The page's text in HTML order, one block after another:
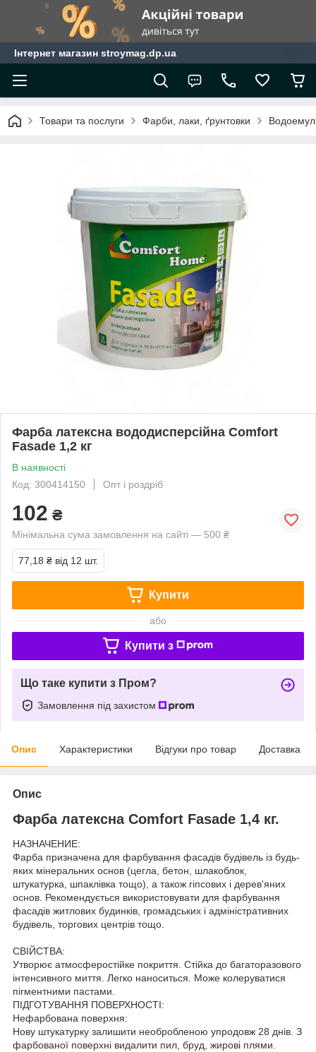
Інтернет магазин stroymag.dp.ua
Товари та послуги Фарби, лаки, ґрунтовки
Фарба латексна вододисперсійна Comfort
Fasade 1,2 кг
В наявності
Код: 300414150
Опт і роздріб
102 ₴
Мінімальна сума замовлення на сайті — 500 ₴
77,18 ₴ від 12 шт.
Купити
або
Купити з
Що таке купити з Пром?
Замовлення під захистом
Опис Характеристики Відгуки про товар Доставка
Опис
Фарба латексна Comfort Fasade 1,4 кг.
НАЗНАЧЕНИЕ:
Фарба призначена для фарбування фасадів будівель із будь-
яких мінеральних основ (цегла, бетон, шлакоблок,
штукатурка, шпаклівка тощо), а також гіпсових і дерев'яних
основ. Рекомендується використовувати для фарбування
фасадів житлових будинків, громадських і адміністративних
будівель, торгових центрів тощо.
СВІЙСТВА:
Утворює атмосферостійке покриття. Стійка до багаторазового
інтенсивного миття. Легко наноситься. Може колеруватися
пігментними пастами.
ПІДГОТУВАННЯ ПОВЕРХНОСТІ:
Нефарбована поверхня:
Нову штукатурку залишити необробленою упродовж 28 днів. З
фарбованої поверхні видалити пил, бруд, жирові плями.